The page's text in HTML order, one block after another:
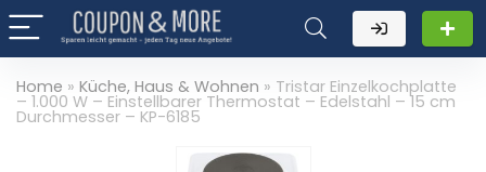
Home » Küche, Haus & Wohnen » Tristar Einzelkochplatte
– 1.000 W – Einstellbarer Thermostat – Edelstahl – 15 cm
Durchmesser – KP-6185